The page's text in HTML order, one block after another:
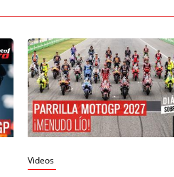
Videos